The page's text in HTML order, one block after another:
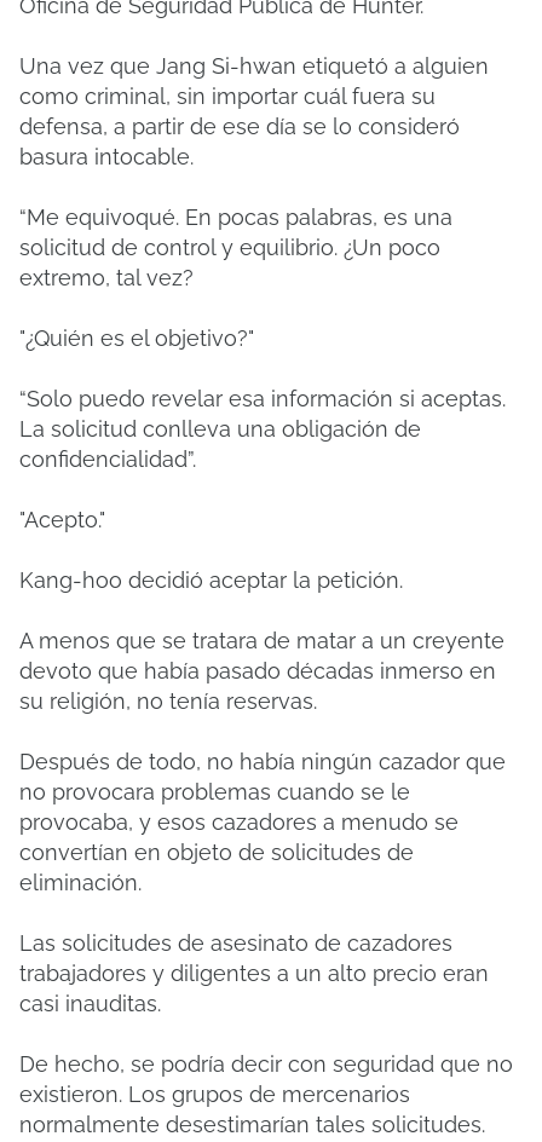
Oficina de Seguridad Pública de Hunter.
Una vez que Jang Si-hwan etiquetó a alguien
como criminal, sin importar cuál fuera su
defensa, a partir de ese día se lo consideró
basura intocable.
“Me equivoqué. En pocas palabras, es una
solicitud de control y equilibrio. ¿Un poco
extremo, tal vez?
"¿Quién es el objetivo?"
“Solo puedo revelar esa información si aceptas.
La solicitud conlleva una obligación de
confidencialidad”.
"Acepto."
Kang-hoo decidió aceptar la petición.
A menos que se tratara de matar a un creyente
devoto que había pasado décadas inmerso en
su religión, no tenía reservas.
Después de todo, no había ningún cazador que
no provocara problemas cuando se le
provocaba, y esos cazadores a menudo se
convertían en objeto de solicitudes de
eliminación.
Las solicitudes de asesinato de cazadores
trabajadores y diligentes a un alto precio eran
casi inauditas.
De hecho, se podría decir con seguridad que no
existieron. Los grupos de mercenarios
normalmente desestimarían tales solicitudes.